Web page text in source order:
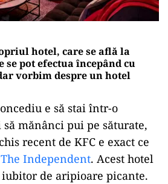
hotel, care se află la
se pot efectua începând cu
vorbim despre un hotel
e să stai într-o
mănânci pui pe săturate,
recent de KFC e exact ce
The Independent. Acest hotel
de aripioare picante.